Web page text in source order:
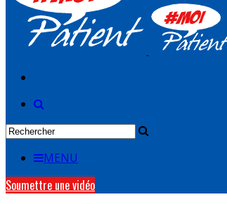
MENU
Soumettre une vidéo